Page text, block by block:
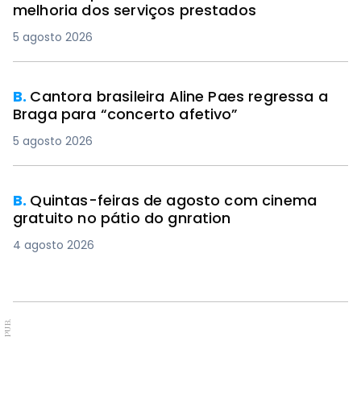
melhoria dos serviços prestados
5 agosto 2026
B. Cantora brasileira Aline Paes regressa a
Braga para “concerto afetivo”
5 agosto 2026
B. Quintas-feiras de agosto com cinema
gratuito no pátio do gnration
4 agosto 2026
PUB.